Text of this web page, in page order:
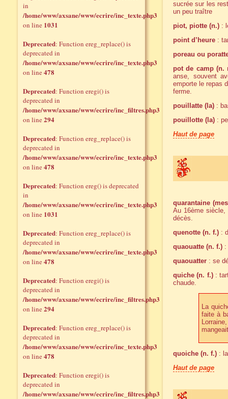
sucrée sur les
un peu traître
piot, piotte (n.) :
point d’heure :
poreau ou
pot de camp (n.
anse, souvent
emporte le repas
ferme.
pouillatte (la) :
pouillotte (la) :
Haut de page
quarantaine
Au 16ème siècle,
décès.
quenotte (n. f.) :
quaouatte (n. f.) :
quaouatter : se
quiche (n. f.):
chaude.
La
faite à
quoiche (n. f.) :
Haut de page
in
/home/www/axsane/www/ecrire/inc_texte.php3
on line 1031
Deprecated: Function ereg_replace() is
deprecated in
/home/www/axsane/www/ecrire/inc_texte.php3
on line478
Deprecated: Function eregi() is
deprecated in
/home/www/axsane/www/ecrire/inc_filtres.php3
on line294
Deprecated: Function ereg_replace() is
deprecated in
/home/www/axsane/www/ecrire/inc_texte.php3
on line478
Deprecated: Function ereg() is deprecated
in
/home/www/axsane/www/ecrire/inc_texte.php3
on line 1031
Deprecated: Function ereg_replace() is
deprecated in
/home/www/axsane/www/ecrire/inc_texte.php3
on line478
Deprecated: Function eregi() is
deprecated in
/home/www/axsane/www/ecrire/inc_filtres.php3
on line294
Deprecated: Function ereg_replace() is
deprecated in
/home/www/axsane/www/ecrire/inc_texte.php3
on line478
Deprecated: Function eregi() is
deprecated in
/home/www/axsane/www/ecrire/inc_filtres.php3